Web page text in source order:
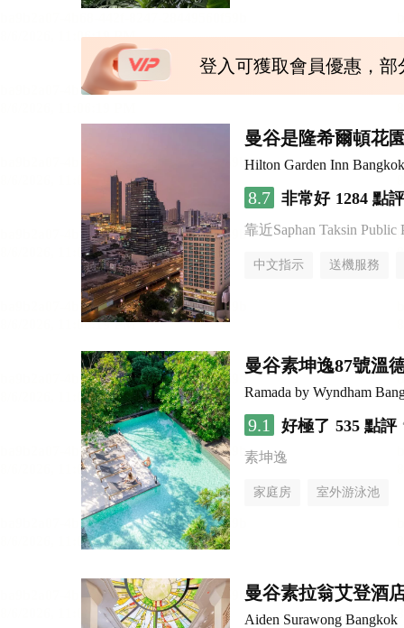
登入可獲取會員優惠，
曼谷是隆希爾頓花
Hilton Garden Inn
8.7 非常好 1284 點評
靠近Saphan Taksin Public
中文指示 送機服務
曼谷素坤逸87號溫
Ramada by Wyndham
9.1 好極了 535 點評
素坤逸
家庭房 室外游泳池
曼谷素拉翁艾登酒
Aiden Surawong Bangkok